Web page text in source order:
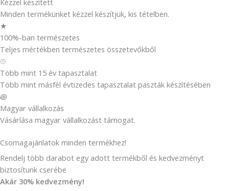
Minden termékünket kézzel készítjük, kis tételben.
★
100%-ban természetes
Teljes mértékben természetes összetevőkből
⌚︎
Több mint 15 év tapasztalat
Több mint másfél évtizedes tapasztalat paszták készítésében
꩜
Magyar vállalkozás
Vásárlása magyar vállalkozást támogat.
Csomagajánlatok minden termékhez!
Rendelj több darabot egy adott termékből és kedvezményt
biztosítunk cserébe
Akár 30% kedvezmény!